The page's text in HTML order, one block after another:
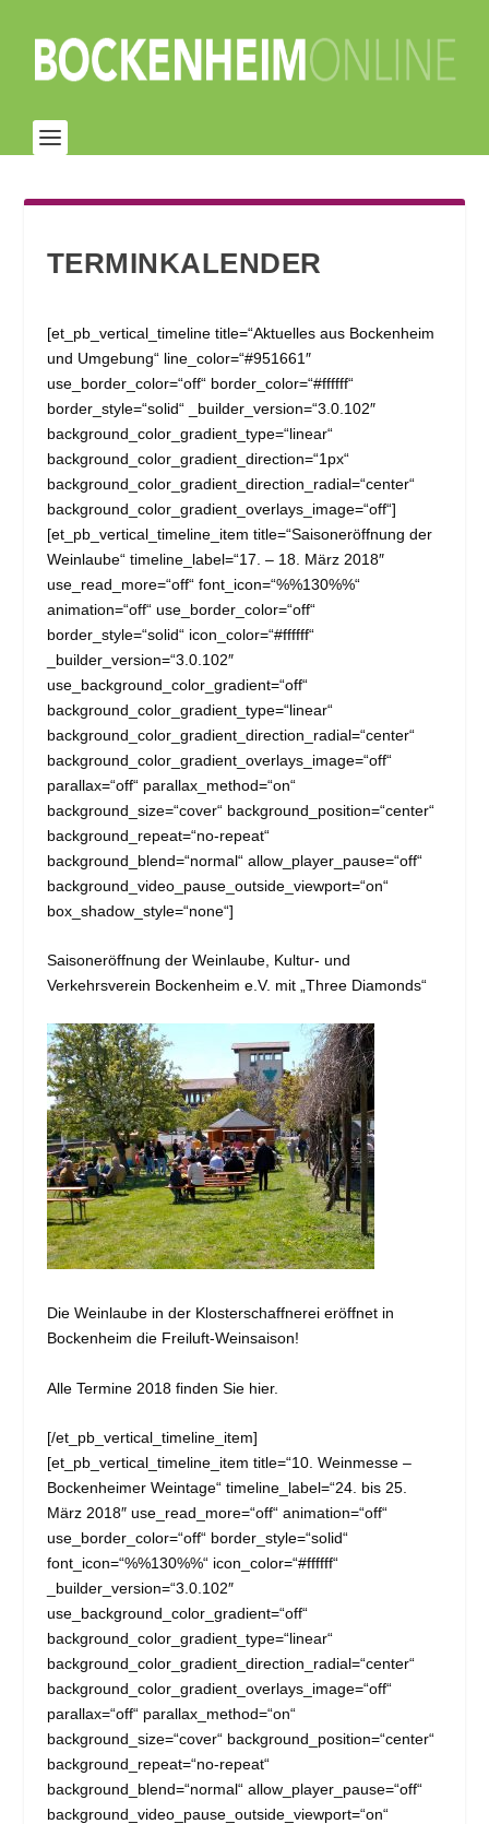
TERMINKALENDER
[et_pb_vertical_timeline title=“Aktuelles aus Bockenheim
und Umgebung“ line_color=“#951661″
use_border_color=“off“ border_color=“#ffffff“
border_style=“solid“ _builder_version=“3.0.102″
background_color_gradient_type=“linear“
background_color_gradient_direction=“1px“
background_color_gradient_direction_radial=“center“
background_color_gradient_overlays_image=“off“]
[et_pb_vertical_timeline_item title=“Saisoneröffnung der
Weinlaube“ timeline_label=“17. – 18. März 2018″
use_read_more=“off“ font_icon=“%%130%%“
animation=“off“ use_border_color=“off“
border_style=“solid“ icon_color=“#ffffff“
_builder_version=“3.0.102″
use_background_color_gradient=“off“
background_color_gradient_type=“linear“
background_color_gradient_direction_radial=“center“
background_color_gradient_overlays_image=“off“
parallax=“off“ parallax_method=“on“
background_size=“cover“ background_position=“center“
background_repeat=“no-repeat“
background_blend=“normal“ allow_player_pause=“off“
background_video_pause_outside_viewport=“on“
box_shadow_style=“none“]
Saisoneröffnung der Weinlaube, Kultur- und
Verkehrsverein Bockenheim e.V. mit „Three Diamonds“
Die Weinlaube in der Klosterschaffnerei eröffnet in
Bockenheim die Freiluft-Weinsaison!
Alle Termine 2018 finden Sie hier.
[/et_pb_vertical_timeline_item]
[et_pb_vertical_timeline_item title=“10. Weinmesse –
Bockenheimer Weintage“ timeline_label=“24. bis 25.
März 2018″ use_read_more=“off“ animation=“off“
use_border_color=“off“ border_style=“solid“
font_icon=“%%130%%“ icon_color=“#ffffff“
_builder_version=“3.0.102″
use_background_color_gradient=“off“
background_color_gradient_type=“linear“
background_color_gradient_direction_radial=“center“
background_color_gradient_overlays_image=“off“
parallax=“off“ parallax_method=“on“
background_size=“cover“ background_position=“center“
background_repeat=“no-repeat“
background_blend=“normal“ allow_player_pause=“off“
background_video_pause_outside_viewport=“on“